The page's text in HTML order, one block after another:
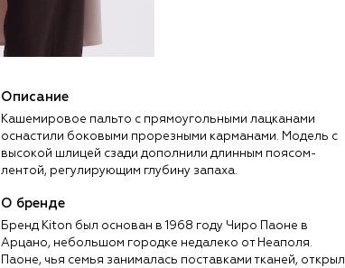
Описание
Кашемировое пальто с прямоугольными лацканами
оснастили боковыми прорезными карманами. Модель с
высокой шлицей сзади дополнили длинным поясом-
лентой, регулирующим глубину запаха.
О бренде
Бренд Kiton был основан в 1968 году Чиро Паоне в
Арцано, небольшом городке недалеко от Неаполя.
Паоне, чья семья занималась поставками тканей, открыл